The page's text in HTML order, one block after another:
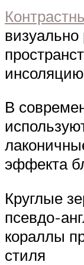
инсоляцию
В
эффекта
Круглые
псевдо-
кораллы
стиля